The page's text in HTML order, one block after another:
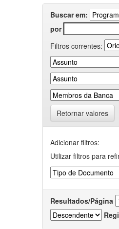
Buscar em:
por
Filtros correntes:
Retornar valores
Adicionar filtros:
Utilizar filtros para
Resultados/Página